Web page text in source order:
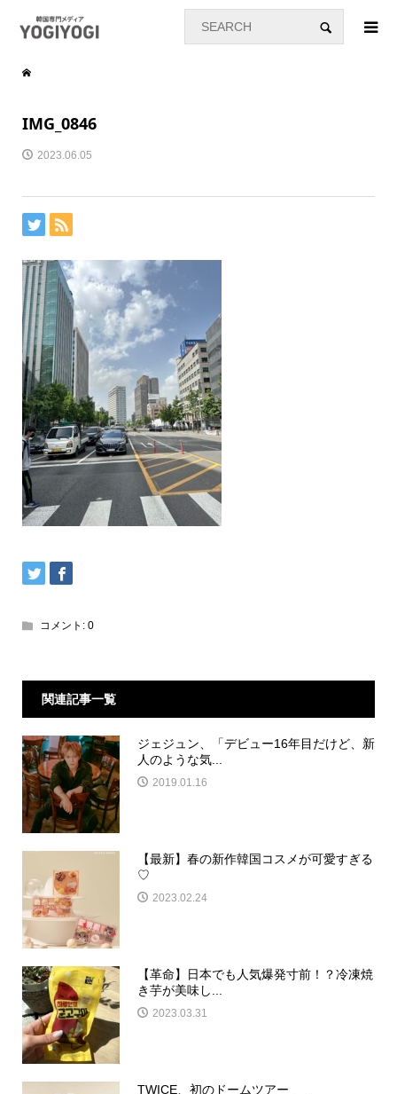
IMG_0846
2023.06.05
コメント: 0
関連記事一覧
ジェジュン、「デビュー16年目だけど、新
人のような気...
2019.01.16
【最新】春の新作韓国コスメが可愛すぎる
♡
2023.02.24
【革命】日本でも人気爆発寸前！？冷凍焼
き芋が美味し...
2023.03.31
TWICE、初のドームツアー